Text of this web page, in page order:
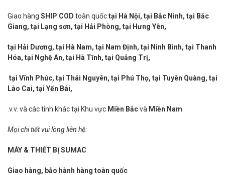
Giao hàng SHIP COD toàn quốctại Hà Nội, tại Bắc Ninh, tại Bắc
Giang, tại Lạng sơn, tại Hải Phòng, tại Hưng Yên,
tại Hải Dương, tại Hà Nam, tại Nam Định, tại Ninh Bình, tại Thanh
Hóa, tại Nghệ An, tại Hà Tĩnh, tại Quảng Trị,
tại Vĩnh Phúc, tại Thái Nguyên, tại Phú Thọ, tại Tuyên Quàng, tại
Lào Cai, tại Yến Bái,
.v.v. và các tỉnh khác tại Khu vực Miền Bắcvà Miền Nam
Mọi chi tiết vui lòng liên hệ:
MÁY & THIẾT BỊ SUMAC
Giao hàng, bảo hành hàng toàn quốc